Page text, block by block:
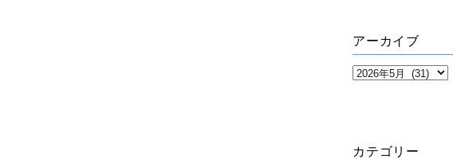
アーカイブ
ア
カテゴリー